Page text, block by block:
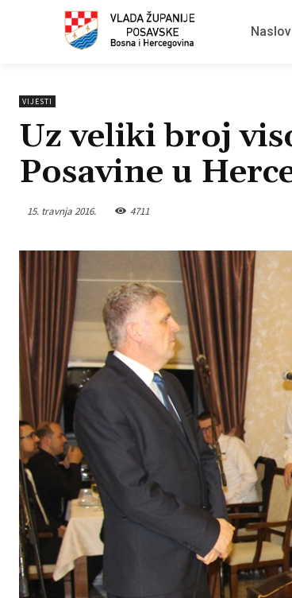
VIJESTI
Uz veliki broj
Posavine u
15. travnja 2016. 4711